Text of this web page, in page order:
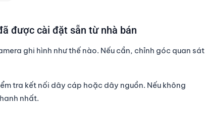
được cài đặt sẵn từ nhà bán
ghi hình như thế nào. Nếu cần, chỉnh góc quan sát
tra kết nối dây cáp hoặc dây nguồn. Nếu không
nhất.